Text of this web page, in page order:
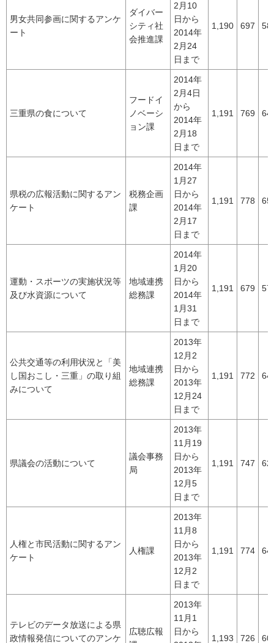
男女共同参画に関するアンケ
ート
ダイバー
シティ社
会推進課
2月10
日から
2014年
2月24
日まで
1,190 697
三重県の食について
フードイ
ノベーシ
ョン課
2014年
2月4日
から
2014年
2月18
日まで
1,191 769
県税の広報活動に関するアン
ケート
税務企画
課
2014年
1月27
日から
2014年
2月17
日まで
1,191 778
運動・スポーツの実施状況等
及び水資源について
地域連携
総務課
2014年
1月20
日から
2014年
1月31
日まで
1,191 679
公共交通等の利用状況と「美
し国おこし・三重」の取り組
みについて
地域連携
総務課
2013年
12月2
日から
2013年
12月24
日まで
1,191 772
県議会の活動について
議会事務
局
2013年
11月19
日から
2013年
12月5
日まで
1,191 747
人権と市民活動に関するアン
ケート
人権課
2013年
11月8
日から
2013年
12月2
日まで
1,191 774
テレビのデータ放送による県
政情報発信についてのアンケ
広聴広報
2013年
11月1
日から
1,193 726